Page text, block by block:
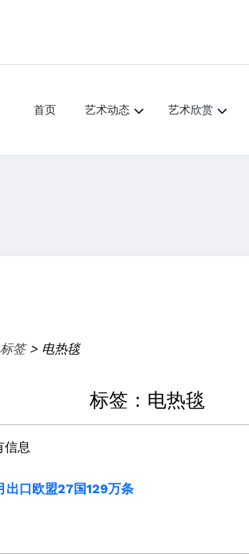
首页 艺术动态 艺术欣赏
签> 电热毯
标签：电热毯
信息
出口欧盟27国129万条